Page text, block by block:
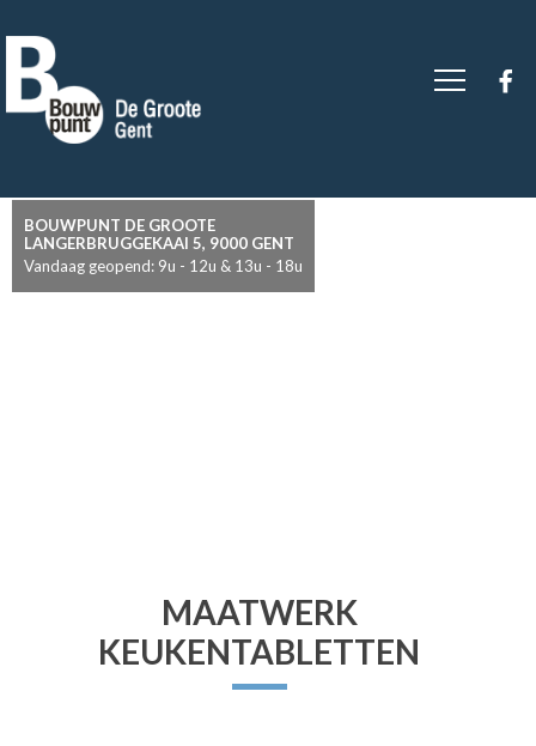
BOUWPUNT DE GROOTE
LANGERBRUGGEKAAI 5, 9000 GENT
Vandaag geopend: 9u - 12u & 13u - 18u
MAATWERK
KEUKENTABLETTEN